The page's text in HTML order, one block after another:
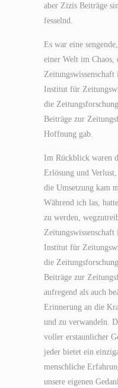
aber Zizis Beiträge
fesselnd.
Es war eine
einer Welt im Chaos,
Institut für
die
Beiträge zur
Hoffnung gab.
Im Rückblick waren
Erlösung und
die Umsetzung kam
Während ich las,
zu werden,
Institut für
die
Beiträge zur
aufregend als auch
Erinnerung an die
und zu verwandeln.
voller erstaunlicher
jeder bietet ein
menschliche
unsere eigenen